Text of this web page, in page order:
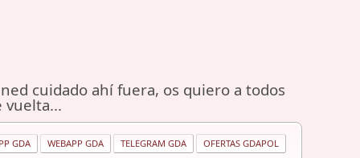
cuidado ahí fuera, os quiero a todos
vuelta...
GDA WEBAPP GDA TELEGRAM GDA OFERTAS GDAPOL